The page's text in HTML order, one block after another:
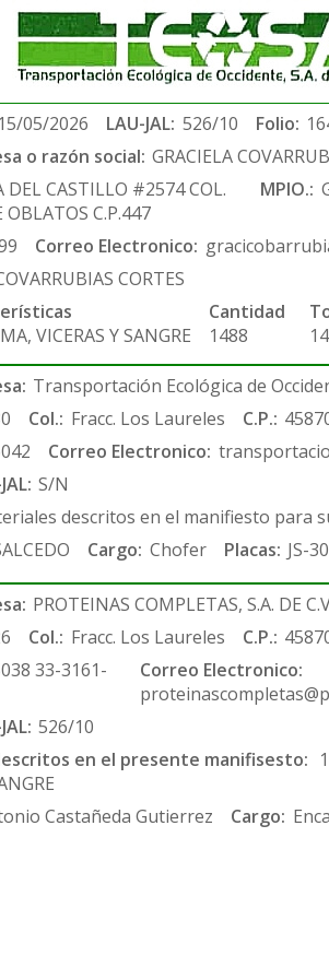
05/2026 LAU-JAL: 526/10 Folio:
o razón social: GRACIELA
DEL CASTILLO #2574 COL.
OBLATOS C.P.447
MPIO.:
Correo Electronico:
CORTES
VICERAS Y SANGRE
Cantidad
1488
Transportación Ecológica de
Col.: Fracc. Los Laureles C.P.:
Correo Electronico:
S/N
descritos en el manifiesto para
Cargo: Chofer Placas: JS-
PROTEINAS COMPLETAS, S.A. DE
Col.: Fracc. Los Laureles C.P.:
33-3161-
Correo Electronico:
526/10
en el presente manifisesto:
Castañeda Gutierrez Cargo: